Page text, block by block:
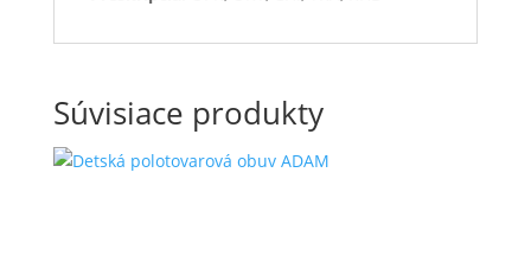
Súvisiace produkty